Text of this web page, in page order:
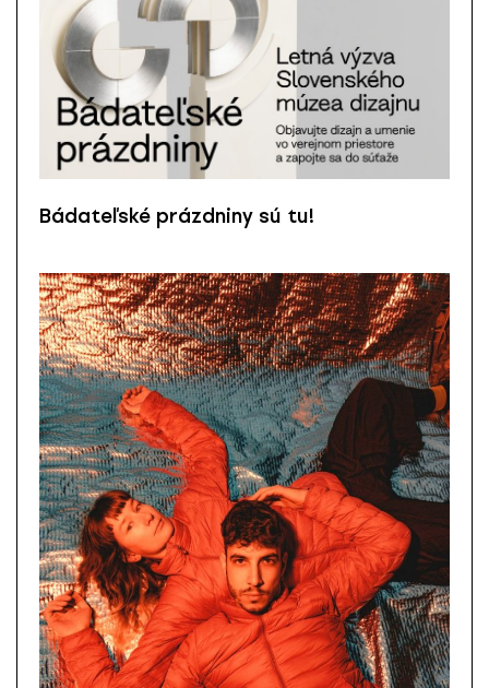
Bádateľské prázdniny sú tu!